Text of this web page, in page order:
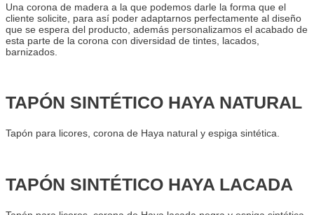
Una corona de madera a la que podemos darle la forma que el
cliente solicite, para así poder adaptarnos perfectamente al diseño
que se espera del producto, además personalizamos el acabado de
esta parte de la corona con diversidad de tintes, lacados,
barnizados.
TAPÓN SINTÉTICO HAYA NATURAL
Tapón para licores, corona de Haya natural y espiga sintética.
TAPÓN SINTÉTICO HAYA LACADA